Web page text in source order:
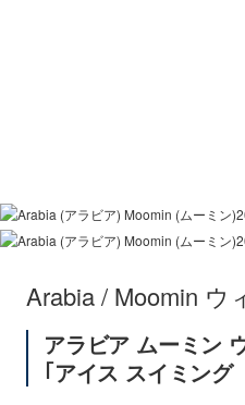
Arabia / Moomin ウ
アラビア ムーミン
｢アイス スイミン